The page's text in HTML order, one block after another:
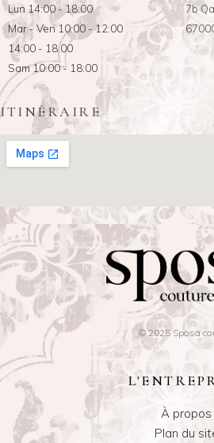
Lun 14:00 - 18:00
Mar - Ven 10:00 - 12:00
14:00 - 18:00
Sam 10:00 - 18:00
7b
ITINÉRAIRE
© 2025 Sposa
À propos
Plan du